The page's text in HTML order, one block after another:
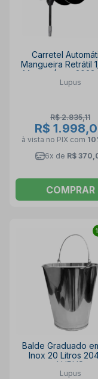
Carretel
Mangueira Retrátil
Metros Água 3023-
LUPUS
Lupus
R$ 2.835,11
R$
à vista no PIX com
6x de R$
COMPRAR
Balde Graduado
Inox 20 Litros
LUPUS
Lupus